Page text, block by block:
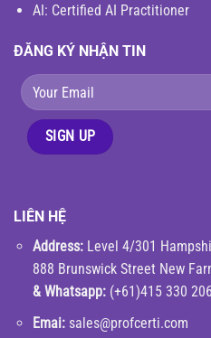
AI: Certified AI Practitioner
ĐĂNG KÝ NHẬN TIN
LIÊN HỆ
Address:Level 4/301
888 Brunswick Street New
& Whatsapp: (+61)415 330 206
Emai:sales@profcerti.com